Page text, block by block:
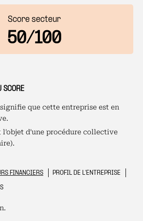
Score secteur
50/100
SCORE
que cette entreprise est en
d'une procédure collective
FINANCIERS
PROFIL DE L'ENTREPRISE